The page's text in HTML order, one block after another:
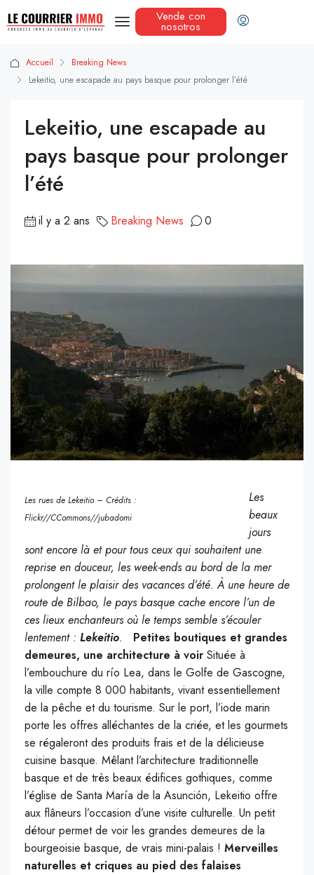
Vende con
nosotros
Accueil
Breaking News
Lekeitio, une escapade au pays basque pour prolonger l’été
Lekeitio, une escapade au
pays basque pour prolonger
l’été
il y a 2 ans Breaking News 0
Les rues de Lekeitio – Crédits :
Flickr//CCommons//jubadomi
Les
beaux
jours
sont encore là et pour tous ceux qui souhaitent une
reprise en douceur, les week-ends au bord de la mer
prolongent le plaisir des vacances d’été. À une heure de
route de Bilbao, le pays basque cache encore l’un de
ces lieux enchanteurs où le temps semble s’écouler
lentement : Lekeitio.
Petites boutiques et grandes
demeures, une architecture à voir Située à
l’embouchure du río Lea, dans le Golfe de Gascogne,
la ville compte 8 000 habitants, vivant essentiellement
de la pêche et du tourisme. Sur le port, l’iode marin
porte les offres alléchantes de la criée, et les gourmets
se régaleront des produits frais et de la délicieuse
cuisine basque. Mêlant l’architecture traditionnelle
basque et de très beaux édifices gothiques, comme
l’église de Santa María de la Asunción, Lekeitio offre
aux flâneurs l’occasion d’une visite culturelle. Un petit
détour permet de voir les grandes demeures de la
bourgeoisie basque, de vrais mini-palais ! Merveilles
naturelles et criques au pied des falaises